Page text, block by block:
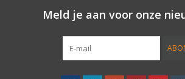
Meld je aan voor onze